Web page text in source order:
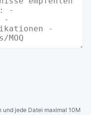
jede Datei maximal 10M